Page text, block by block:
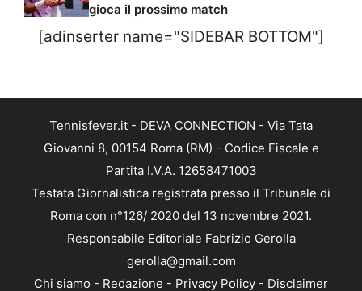
gioca il prossimo match
[adinserter name="SIDEBAR BOTTOM"]
Tennisfever.it - DEVA CONNECTION - Via Tata
Giovanni 8, 00154 Roma (RM) - Codice Fiscale e
Partita I.V.A. 12658471003
Testata Giornalistica registrata presso il Tribunale di
Roma con n°126/ 2020 del 13 novembre 2021.
Responsabile Editoriale Fabrizio Gerolla
gerolla@gmail.com
Chi siamo - Redazione - Privacy Policy - Disclaimer